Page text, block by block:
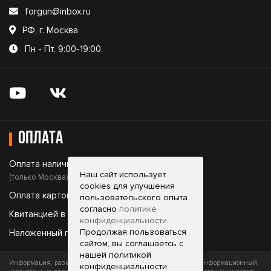
forgun@inbox.ru
РФ, г. Москва
Пн - Пт, 9:00-19:00
Оплата
Оплата наличными;
(только Москва)
Оплата картой;
Квитанцией в банке;
Наложенный платеж.
Информация, размещенная на сайте, носит исключительно информационный
Наш сайт использует
cookies для улучшения
пользовательского опыта
согласно политике
конфиденциальности.
Продолжая пользоваться
сайтом, вы соглашаетсь с
нашей политикой
конфиденциальности.